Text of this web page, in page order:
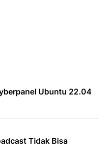
Ubuntu 22.04
Tidak Bisa